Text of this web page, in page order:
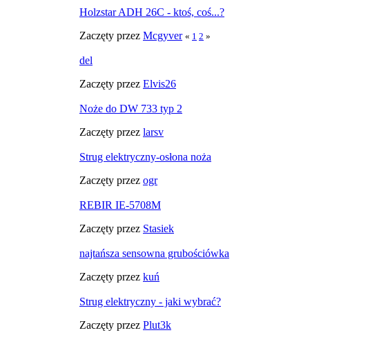
Holzstar ADH 26C - ktoś, coś...?
Zaczęty przez Mcgyver « 1 2 »
del
Zaczęty przez Elvis26
Noże do DW 733 typ 2
Zaczęty przez larsv
Strug elektryczny-osłona noża
Zaczęty przez ogr
REBIR IE-5708M
Zaczęty przez Stasiek
najtańsza sensowna grubościówka
Zaczęty przez kuń
Strug elektryczny - jaki wybrać?
Zaczęty przez Plut3k